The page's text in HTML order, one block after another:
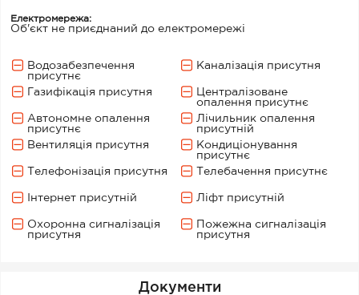
Електромережа:
Об'єкт не приєднаний до електромережі
Водозабезпечення
присутнє
Каналізація присутня
Газифікація присутня
Централізоване
опалення присутнє
Автономне опалення
присутнє
Лічильник опалення
присутній
Вентиляція присутня
Кондиціонування
присутнє
Телефонізація присутня
Телебачення присутнє
Інтернет присутній Ліфт присутній
Охоронна сигналізація
присутня
Пожежна сигналізація
присутня
Документи